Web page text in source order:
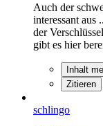
Auch der
interessant aus
der
gibt es hier
Inhalt
Zitieren
schlingo